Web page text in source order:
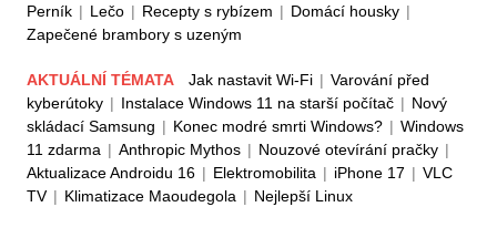
Perník | Lečo | Recepty s rybízem | Domácí housky |
Zapečené brambory s uzeným
AKTUÁLNÍ TÉMATA Jak nastavit Wi-Fi | Varování před
kyberútoky | Instalace Windows 11 na starší počítač | Nový
skládací Samsung | Konec modré smrti Windows? | Windows
11 zdarma | Anthropic Mythos | Nouzové otevírání pračky |
Aktualizace Androidu 16 | Elektromobilita | iPhone 17 | VLC
TV | Klimatizace Maoudegola | Nejlepší Linux